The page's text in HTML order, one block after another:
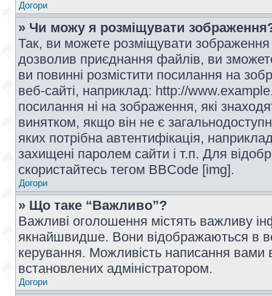
Догори
» Чи можу я розміщувати
Так, ви можете розміщувати
дозволив приєднання файлів, ви
ви повинні розмістити посилання на
веб-сайті, наприклад: http://
посилання ні на зображення, які
винятком, якщо він не є
яких потрібна автентифікація,
захищені паролем сайти і т.п. Для
скористайтесь тегом BBCode [img].
Догори
» Що таке “Важливо”?
Важливі оголошення містять важливу
якнайшвидше. Вони відображаються в
керування. Можливість написання
встановлених адміністратором.
Догори